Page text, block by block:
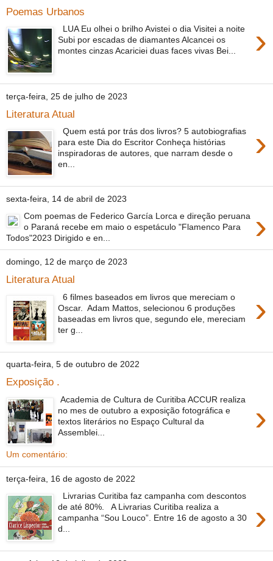
Poemas Urbanos
›
LUA Eu olhei o brilho Avistei o dia Visitei a noite
Subi por escadas de diamantes Alcancei os
montes cinzas Acariciei duas faces vivas Bei...
terça-feira, 25 de julho de 2023
Literatura Atual
›
Quem está por trás dos livros? 5 autobiografias
para este Dia do Escritor Conheça histórias
inspiradoras de autores, que narram desde o
en...
sexta-feira, 14 de abril de 2023
›
Com poemas de Federico García Lorca e direção peruana
o Paraná recebe em maio o espetáculo "Flamenco Para
Todos"2023 Dirigido e en...
domingo, 12 de março de 2023
Literatura Atual
›
6 filmes baseados em livros que mereciam o
Oscar. Adam Mattos, selecionou 6 produções
baseadas em livros que, segundo ele, mereciam
ter g...
quarta-feira, 5 de outubro de 2022
Exposição .
›
Academia de Cultura de Curitiba ACCUR realiza
no mes de outubro a exposição fotográfica e
textos literários no Espaço Cultural da
Assemblei...
Um comentário:
terça-feira, 16 de agosto de 2022
›
Livrarias Curitiba faz campanha com descontos
de até 80%. A Livrarias Curitiba realiza a
campanha “Sou Louco”. Entre 16 de agosto a 30
d...